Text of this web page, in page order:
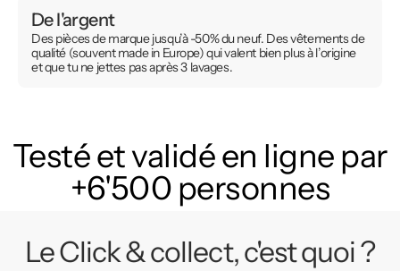
De l'argent
Des pièces de marque jusqu’à -50% du neuf. Des vêtements de
qualité (souvent made in Europe) qui valent bien plus à l’origine
et que tu ne jettes pas après 3 lavages.
Testé et validé en ligne par
+6'500 personnes
Le Click & collect, c'est quoi ?